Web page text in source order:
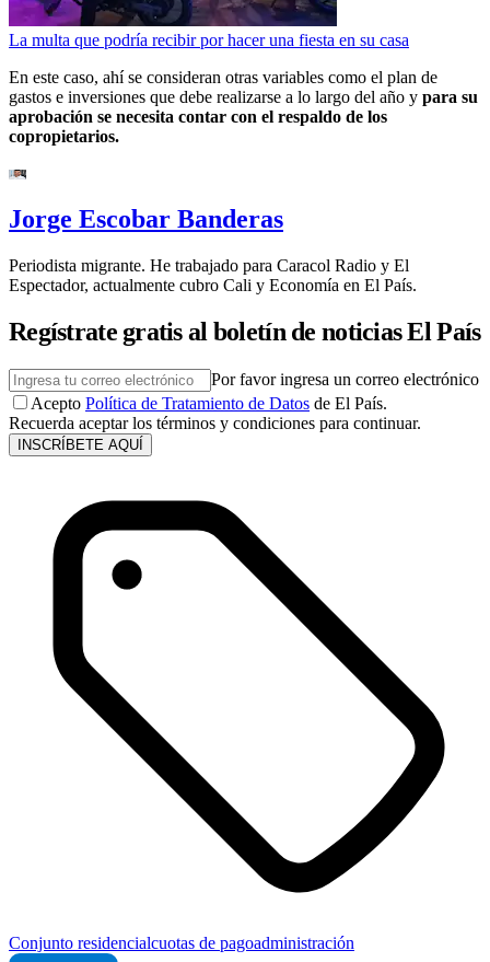
La multa que podría recibir por hacer una fiesta en su casa
En este caso, ahí se consideran otras variables como el plan de
gastos e inversiones que debe realizarse a lo largo del año y para su
aprobación se necesita contar con el respaldo de los
copropietarios.
Jorge Escobar Banderas
Periodista migrante. He trabajado para Caracol Radio y El
Espectador, actualmente cubro Cali y Economía en El País.
Regístrate gratis al boletín de noticias El País
Por favor ingresa un correo electrónico
Acepto Política de Tratamiento de Datos de El País.
Recuerda aceptar los términos y condiciones para continuar.
INSCRÍBETE AQUÍ
Conjunto residencialcuotas de pagoadministración